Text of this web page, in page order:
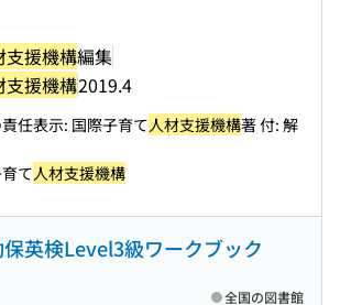
支援機構編集
支援機構2019.4
任表示: 国際子育て人材支援機構著 付: 解
て人材支援機構
英検Level3級ワークブック
全国の図書館